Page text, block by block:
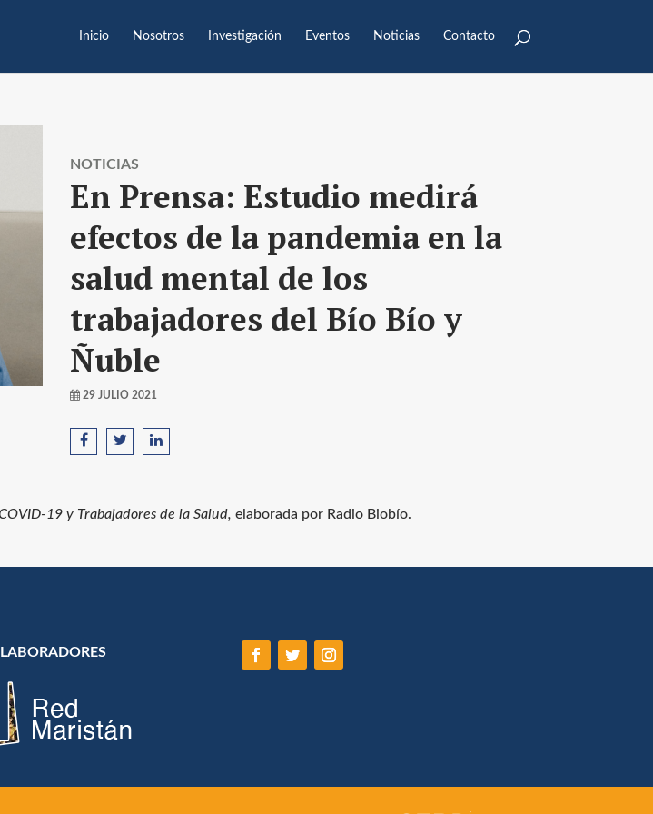
Inicio Nosotros Investigación Eventos Noticias Contacto
NOTICIAS
En Prensa: Estudio medirá
efectos de la pandemia en la
salud mental de los
trabajadores del Bío Bío y
Ñuble
29 JULIO 2021
19 y Trabajadores de la Salud,elaborada por Radio Biobío.